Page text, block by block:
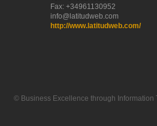
Fax: +34961130952
info@latitudweb.com
http://www.latitudweb.com/
© Business Excellence through